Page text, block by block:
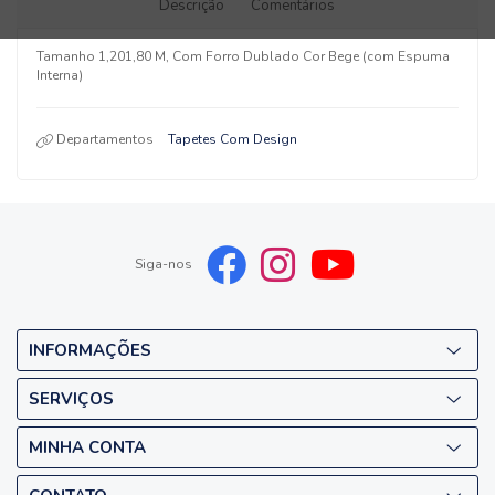
Descrição Comentários
Tamanho 1,201,80 M, Com Forro Dublado Cor Bege (com Espuma
Interna)
Departamentos Tapetes Com Design
Siga-nos
INFORMAÇÕES
SERVIÇOS
MINHA CONTA